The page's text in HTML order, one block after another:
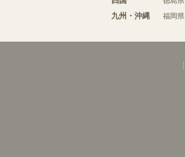
九州・沖縄 福岡県